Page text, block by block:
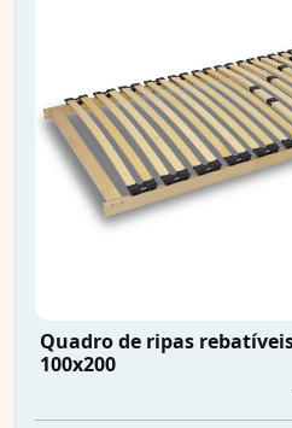
Quadro de ripas
100x200